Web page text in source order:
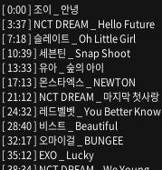
[ 0:00 ] 조이 _ 안녕
[ 3:37 ] NCT DREAM _ Hello Future
[ 7:18 ] 슬레이트 _ Oh Little Girl
[ 10:39 ] 세븐틴 _ Snap Shoot
[ 13:33 ] 유아 _ 숲의 아이
[ 17:13 ] 몬스타엑스 _ NEWTON
[ 21:12 ] NCT DREAM _ 마지막 첫사랑
[ 24:32 ] 레드벨벳 _ You Better Know
[ 28:40 ] 비스트 _ Beautiful
[ 32:17 ] 오마이걸 _ BUNGEE
[ 35:12 ] EXO _ Lucky